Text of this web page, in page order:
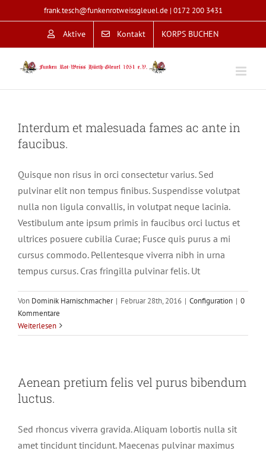
Inhalt
frank.tesch@funkenrotweissgleuel.de | 0172 200 3431
Aktive Kontakt KORPS BUCHEN
Interdum et malesuada fames ac ante in
faucibus.
Quisque non risus in orci consectetur varius. Sed
pulvinar elit non tempus finibus. Suspendisse volutpat
nulla non ligula convallis, in volutpat neque lacinia.
Vestibulum ante ipsum primis in faucibus orci luctus et
ultrices posuere cubilia Curae; Fusce quis purus a mi
cursus commodo. Pellentesque viverra nibh in urna
tempus cursus. Cras fringilla pulvinar felis. Ut
Von Dominik Harnischmacher | Februar 28th, 2016 | Configuration | 0
Kommentare
Weiterlesen
Aenean pretium felis vel purus bibendum
luctus.
Sed rhoncus viverra gravida. Aliquam lobortis nulla sit
amet tincidunt tincidunt. Maecenas pulvinar maximus